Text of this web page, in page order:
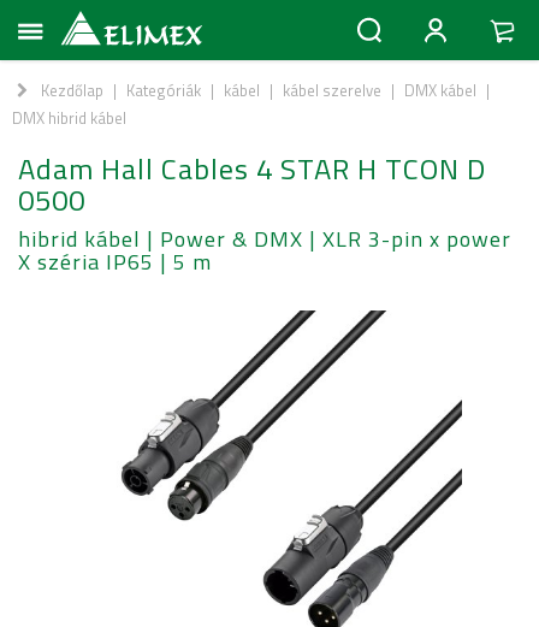
Kezdőlap | Kategóriák | kábel | kábel szerelve | DMX kábel |
DMX hibrid kábel
Adam Hall Cables 4 STAR H TCON D
0500
hibrid kábel | Power & DMX | XLR 3-pin x power
X széria IP65 | 5 m